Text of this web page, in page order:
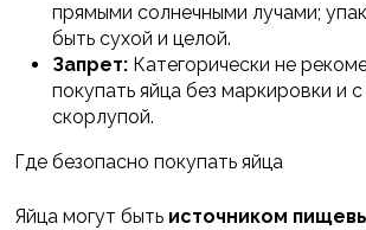
прямыми солнечными лучами;
быть сухой и целой.
Запрет: Категорически не
покупать яйца без маркировки и
скорлупой.
Где безопасно покупать яйца
Яйца могут быть источником